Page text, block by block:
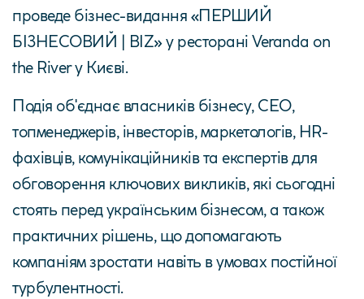
проведе бізнес-видання «ПЕРШИЙ
БІЗНЕСОВИЙ | BIZ» у ресторані Veranda on
the River у Києві.
Подія об'єднає власників бізнесу, CEO,
топменеджерів, інвесторів, маркетологів, HR-
фахівців, комунікаційників та експертів для
обговорення ключових викликів, які сьогодні
стоять перед українським бізнесом, а також
практичних рішень, що допомагають
компаніям зростати навіть в умовах постійної
турбулентності.